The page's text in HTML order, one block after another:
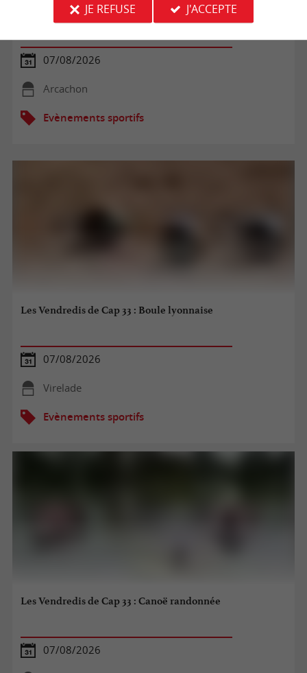
Pelote Basque
07/08/2026
Arcachon
Evènements sportifs
Les Vendredis de Cap 33 : Boule lyonnaise
07/08/2026
Virelade
Evènements sportifs
Les Vendredis de Cap 33 : Canoë randonnée
07/08/2026
JE REFUSE
J'ACCEPTE